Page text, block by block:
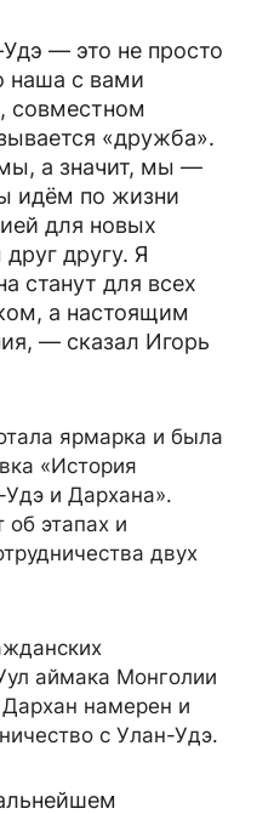
— это не просто
наша с вами
совместном
«дружба».
а значит, мы —
идём по жизни
для новых
другу. Я
станут для всех
а настоящим
— сказал Игорь
ярмарка и была
«История
и Дархана».
об этапах и
двух
аймака Монголии
намерен и
с Улан-Удэ.